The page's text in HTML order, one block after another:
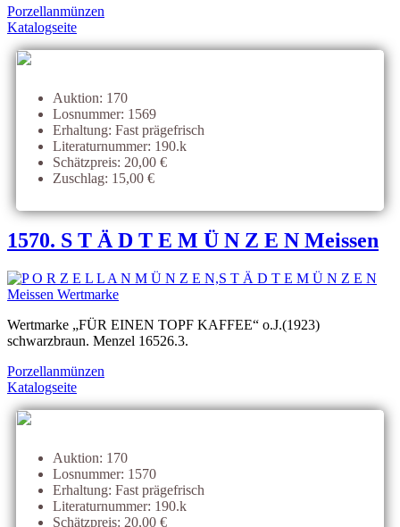
Porzellanmünzen
Katalogseite
Auktion: 170
Losnummer: 1569
Erhaltung: Fast prägefrisch
Literaturnummer: 190.k
Schätzpreis: 20,00 €
Zuschlag: 15,00 €
1570. S T Ä D T E M Ü N Z E N Meissen
Wertmarke „FÜR EINEN TOPF KAFFEE“ o.J.(1923)
schwarzbraun. Menzel 16526.3.
Porzellanmünzen
Katalogseite
Auktion: 170
Losnummer: 1570
Erhaltung: Fast prägefrisch
Literaturnummer: 190.k
Schätzpreis: 20,00 €